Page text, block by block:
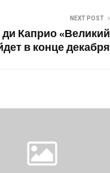
NEXT POST
Каприо «Великий
в конце декабря